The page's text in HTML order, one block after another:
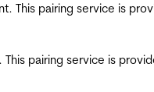
This pairing service is
pairing service is